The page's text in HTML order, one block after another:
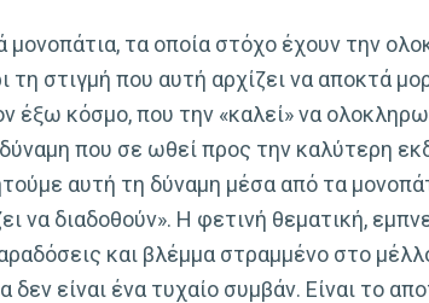
μονοπάτια, τα οποία στόχο έχουν την
τη στιγμή που αυτή αρχίζει να αποκτά
έξω κόσμο, που την «καλεί» να
που σε ωθεί προς την καλύτερη
αυτή τη δύναμη μέσα από τα
να διαδοθούν». Η φετινή θεματική,
και βλέμμα στραμμένο στο
είναι ένα τυχαίο συμβάν. Είναι το